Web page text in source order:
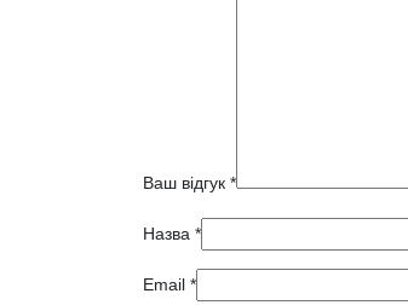
Ваш відгук *
Назва *
Email *